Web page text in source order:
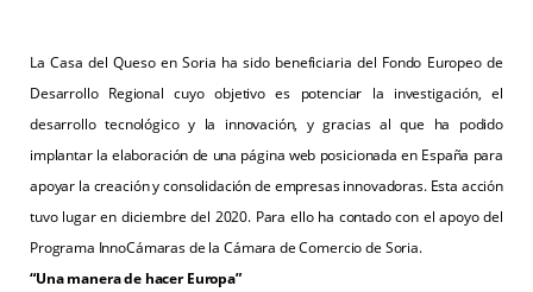
La Casa del Queso en Soria ha sido beneficiaria del Fondo Europeo de
Desarrollo Regional cuyo objetivo es potenciar la investigación, el
desarrollo tecnológico y la innovación, y gracias al que ha podido
implantar la elaboración de una página web posicionada en España para
apoyar la creación y consolidación de empresas innovadoras. Esta acción
tuvo lugar en diciembre del 2020. Para ello ha contado con el apoyo del
Programa InnoCámaras de la Cámara de Comercio de Soria.
“Una manera de hacer Europa”